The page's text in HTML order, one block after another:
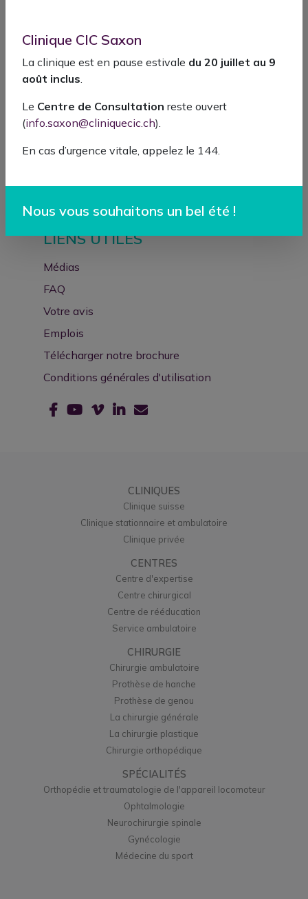
Clinique CIC Montreux
Clinique CIC Saxon
Rue du Grammont 2
1815 Clarens-Montreux
contact@cliniquecic.ch
LIENS UTILES
Médias
FAQ
Votre avis
Emplois
Télécharger notre brochure
Conditions générales d'utilisation
CLINIQUES
Clinique suisse
Clinique stationnaire et ambulatoire
Clinique privée
CENTRES
Centre d'expertise
Centre chirurgical
Centre de rééducation
Service ambulatoire
CHIRURGIE
Chirurgie ambulatoire
Prothèse de hanche
Prothèse de genou
La chirurgie générale
La chirurgie plastique
Chirurgie orthopédique
SPÉCIALITÉS
Orthopédie et traumatologie de l'appareil locomoteur
Ophtalmologie
Neurochirurgie spinale
Gynécologie
Médecine du sport
Clinique CIC Saxon
La clinique est en pause estivale du 20 juillet au 9
août inclus
Le Centre de Consultation reste ouvert
(info.saxon@cliniquecic.ch).
En cas d’urgence vitale, appelez le 144.
Nous vous souhaitons un bel été !